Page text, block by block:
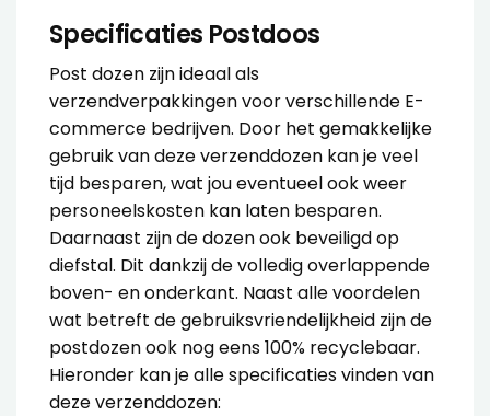
Specificaties Postdoos
Post dozen zijn ideaal als
verzendverpakkingen voor verschillende E-
commerce bedrijven. Door het gemakkelijke
gebruik van deze verzenddozen kan je veel
tijd besparen, wat jou eventueel ook weer
personeelskosten kan laten besparen.
Daarnaast zijn de dozen ook beveiligd op
diefstal. Dit dankzij de volledig overlappende
boven- en onderkant. Naast alle voordelen
wat betreft de gebruiksvriendelijkheid zijn de
postdozen ook nog eens 100% recyclebaar.
Hieronder kan je alle specificaties vinden van
deze verzenddozen: